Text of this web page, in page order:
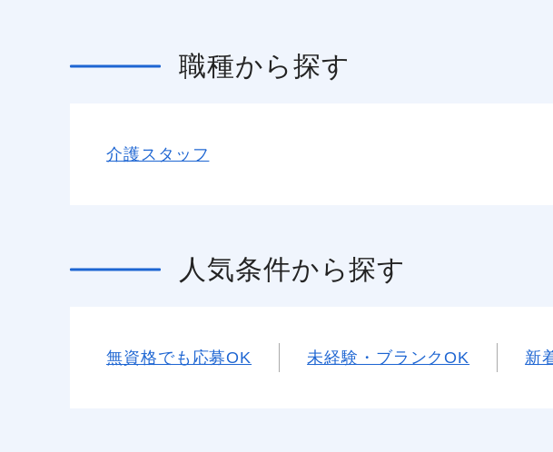
職種から探す
介護スタッフ
人気条件から探す
無資格でも応募OK 未経験・ブランクOK 新